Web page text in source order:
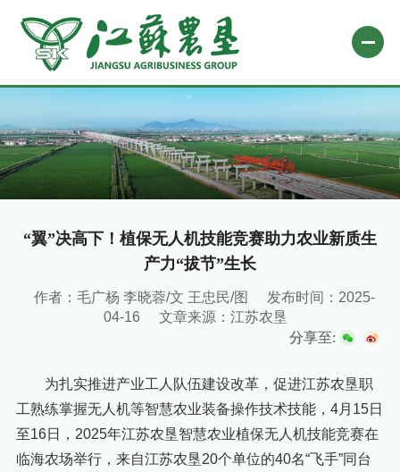
关于农垦
新闻中心
专题栏目
业务平台
微信公众号
“翼”决高下！植保无人机技能竞赛助力农业新质生
产力“拔节”生长
作者：毛广杨 李晓蓉/文 王忠民/图
发布时间：2025-
04-16
文章来源：江苏农垦
分享至:
为扎实推进产业工人队伍建设改革，促进江苏农垦职
工熟练掌握无人机等智慧农业装备操作技术技能，4月15日
至16日，2025年江苏农垦智慧农业植保无人机技能竞赛在
临海农场举行，来自江苏农垦20个单位的40名“飞手”同台